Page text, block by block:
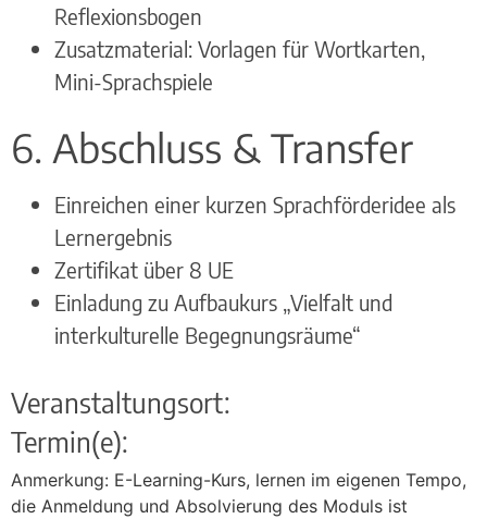
Reflexionsbogen
Zusatzmaterial: Vorlagen für Wortkarten,
Mini-Sprachspiele
6. Abschluss & Transfer
Einreichen einer kurzen Sprachförderidee als
Lernergebnis
Zertifikat über 8 UE
Einladung zu Aufbaukurs „Vielfalt und
interkulturelle Begegnungsräume“
Veranstaltungsort:
Termin(e):
Anmerkung: E-Learning-Kurs, lernen im eigenen Tempo,
die Anmeldung und Absolvierung des Moduls ist